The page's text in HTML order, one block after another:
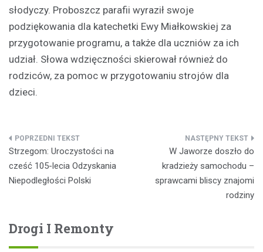
słodyczy. Proboszcz parafii wyraził swoje
podziękowania dla katechetki Ewy Miałkowskiej za
przygotowanie programu, a także dla uczniów za ich
udział. Słowa wdzięczności skierował również do
rodziców, za pomoc w przygotowaniu strojów dla
dzieci.
Nawigacja
wpisu
Strzegom: Uroczystości na
cześć 105-lecia Odzyskania
Niepodległości Polski
W Jaworze doszło do
kradzieży samochodu –
sprawcami bliscy znajomi
rodziny
Drogi I Remonty